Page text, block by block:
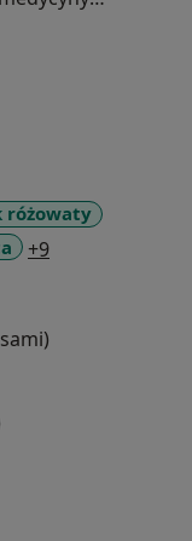
w
z
w
Dietla w
różowaty
+9